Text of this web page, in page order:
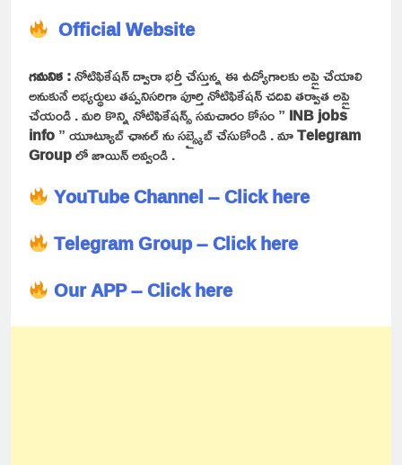
Official Website
గమనిక :నోటిఫికేషన్ ద్వారా భర్తీ చేస్తున్న ఈ ఉద్యోగాలకు అప్లై చేయాలి
అనుకునే అభ్యర్థులు తప్పనిసరిగా పూర్తి నోటిఫికేషన్ చదివి తర్వాత అప్లై
చేయండి . మరి కొన్ని నోటిఫికేషన్స్ సమచారం కోసం ” INB jobs
info” యూట్యూబ్ ఛానల్ ను సబ్స్క్రైబ్ చేసుకోండి . మాTelegram
Groupలో జాయిన్ అవ్వండి .
YouTube Channel – Click here
Telegram Group – Click here
Our APP – Click here